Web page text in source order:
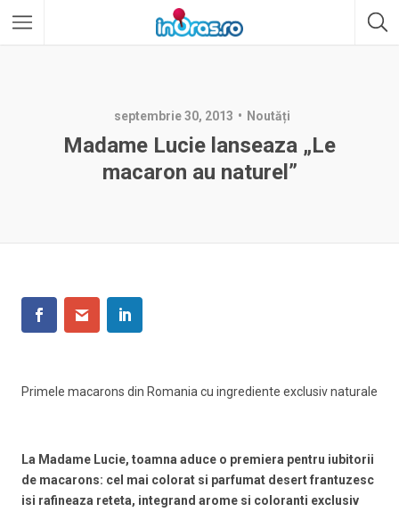
septembrie 30, 2013 Noutăți
Madame Lucie lanseaza „Le
macaron au naturel”
Primele macarons din Romania cu ingrediente exclusiv naturale
La Madame Lucie, toamna aduce o premiera pentru iubitorii
de macarons: cel mai colorat si parfumat desert frantuzesc
isi rafineaza reteta, integrand arome si coloranti exclusiv